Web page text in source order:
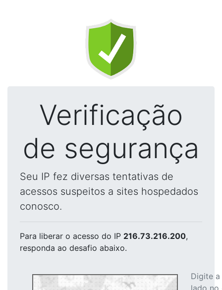
Verificação
de segurança
Seu IP fez diversas tentativas de
acessos suspeitos a sites hospedados
conosco.
Para liberar o acesso do IP 216.73.216.200,
responda ao desafio abaixo.
Digite
lado no